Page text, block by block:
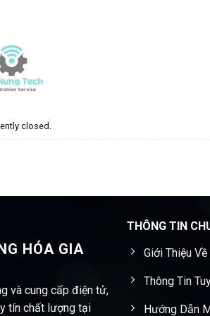
closed.
HÓA GIA
và cung cấp điện tử,
tín chất lượng tại
THÔNG TIN
Giới Thiệu
Thông Tin
Hướng Dẫn